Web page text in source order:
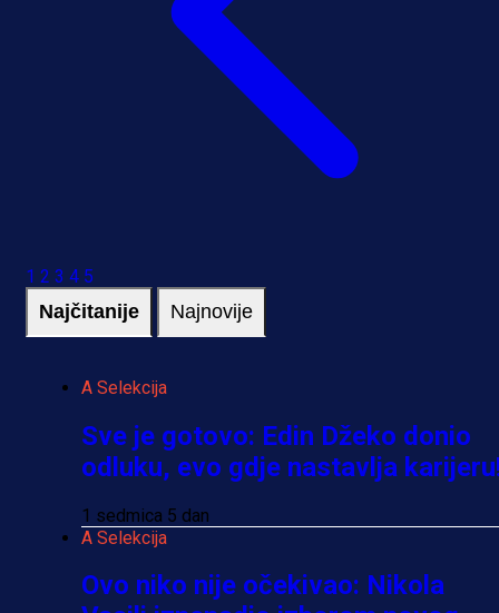
1 2 3 4 5
Najčitanije Najnovije
A Selekcija
Sve je gotovo: Edin Džeko donio
odluku, evo gdje nastavlja
1 sedmica 5 dan
A Selekcija
Ovo niko nije očekivao: Nikola